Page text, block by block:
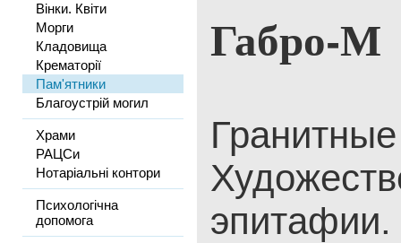
Вінки. Квіти
Морги
Кладовища
Крематорії
Пам'ятники
Благоустрій могил
Храми
РАЦСи
Нотаріальні контори
Психологічна
допомога
Габро-М
эпитафии.